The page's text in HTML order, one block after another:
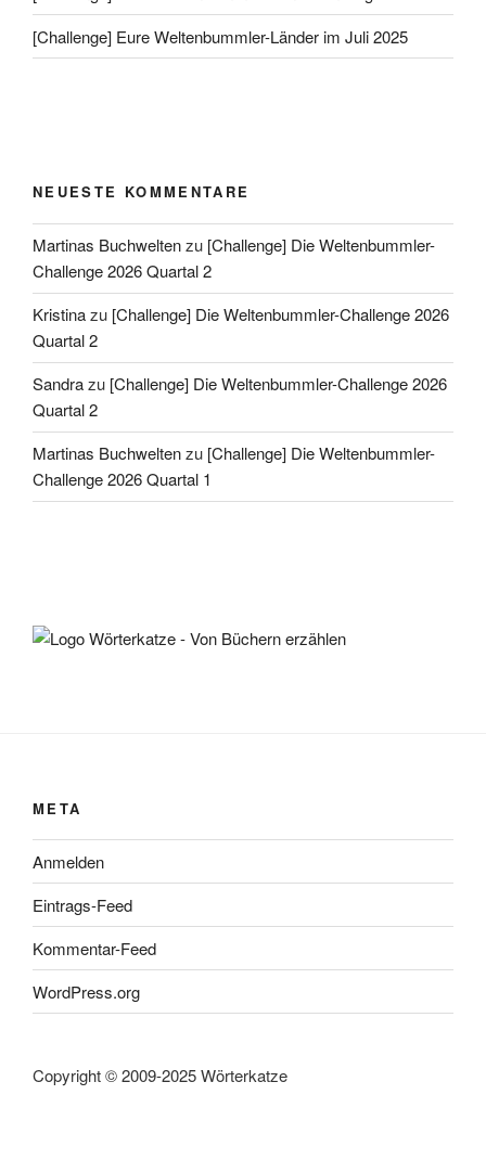
[Challenge] Eure Weltenbummler-Länder im Juli 2025
NEUESTE KOMMENTARE
Martinas Buchweltenzu [Challenge] Die Weltenbummler-
Challenge 2026 Quartal 2
Kristinazu [Challenge] Die Weltenbummler-Challenge 2026
Quartal 2
Sandrazu [Challenge] Die Weltenbummler-Challenge 2026
Quartal 2
Martinas Buchweltenzu [Challenge] Die Weltenbummler-
Challenge 2026 Quartal 1
META
Anmelden
Eintrags-Feed
Kommentar-Feed
WordPress.org
Copyright © 2009-2025 Wörterkatze